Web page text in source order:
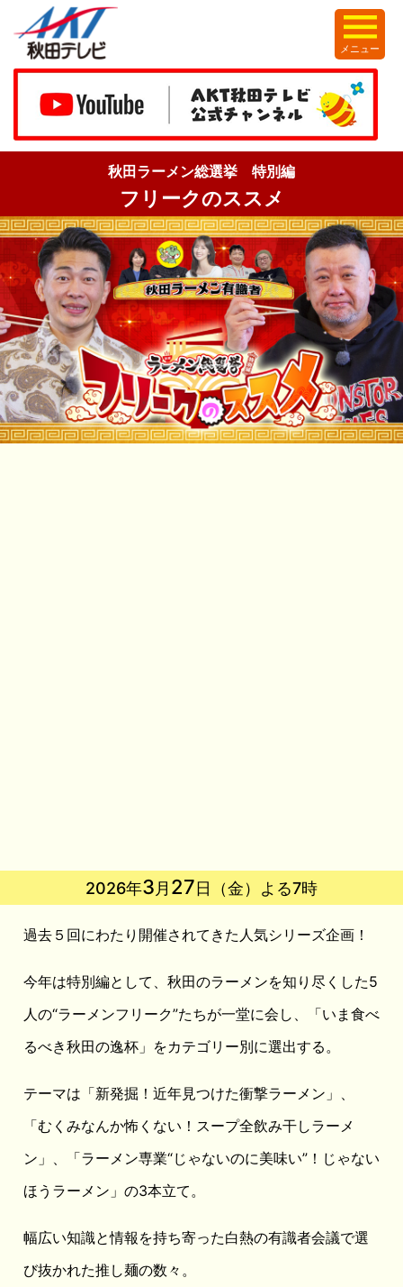
メニュー
秋田ラーメン総選挙 特別編
フリークのススメ
2026年3 月 27日（金）よる7時
過去５回にわたり開催されてきた人気シリーズ企画！
今年は特別編として、秋田のラーメンを知り尽くした5
人の“ラーメンフリーク”たちが一堂に会し、「いま食べ
るべき秋田の逸杯」をカテゴリー別に選出する。
テーマは「新発掘！近年見つけた衝撃ラーメン」、
「むくみなんか怖くない！スープ全飲み干しラーメ
ン」、「ラーメン専業“じゃないのに美味い”！じゃない
ほうラーメン」の3本立て。
幅広い知識と情報を持ち寄った白熱の有識者会議で選
び抜かれた推し麺の数々。